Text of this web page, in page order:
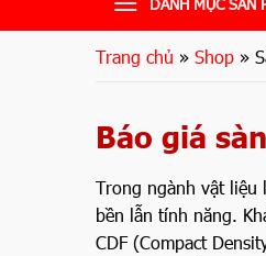
Trang chủ » Shop »
Báo giá
Trong ngành vật liệu
bền lẫn tính năng.
CDF (Compact